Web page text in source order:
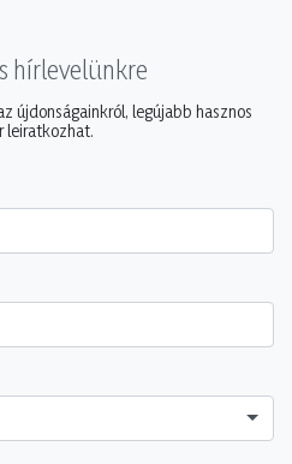
hírlevelünkre
újdonságainkról, legújabb hasznos
leiratkozhat.